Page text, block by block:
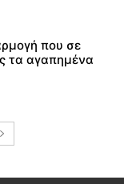
που σε
τα αγαπημένα